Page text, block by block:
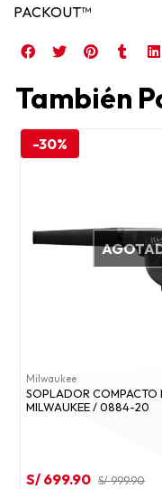
PACKOUT™
También
-30%
Milwaukee
SOPLADOR COMPACTO
MILWAUKEE / 0884-20
S/ 699.90 S/ 999.90